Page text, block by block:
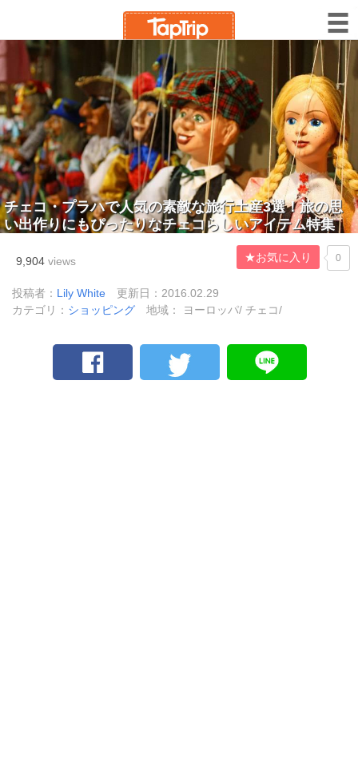
チェコ・プラハで人気の素敵な旅行土産3選！旅の思
い出作りにもぴったりなチェコらしいアイテム特集
9,904 views ★お気に入り 0
投稿者： Lily White
更新日：2016.02.29
カテゴリ： ショッピング 地域： ヨーロッパ/ チェコ/